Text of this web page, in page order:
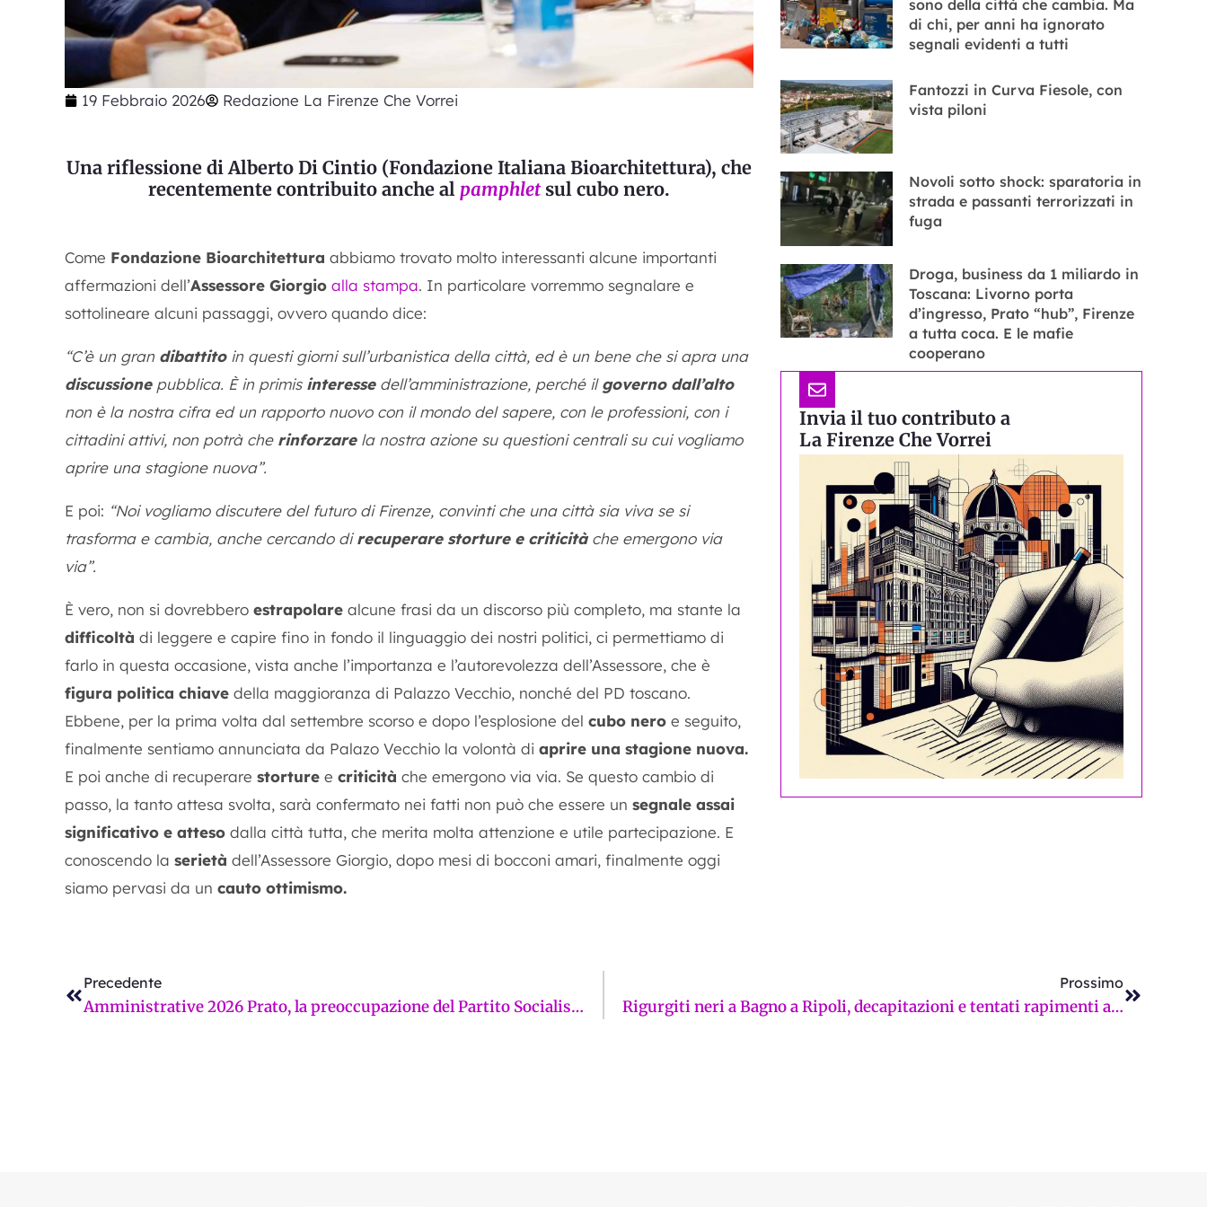
19 Febbraio 2026 Redazione La Firenze Che Vorrei
Una riflessione di Alberto Di Cintio (Fondazione Italiana Bioarchitettura), che
recentemente contribuito anche al pamphletsul cubo nero.
Come Fondazione Bioarchitettura abbiamo trovato molto interessanti alcune importanti
affermazioni dell’Assessore Giorgio alla stampa. In particolare vorremmo segnalare e
sottolineare alcuni passaggi, ovvero quando dice:
“C’è un gran dibattitoin questi giorni sull’urbanistica della città, ed è un bene che si apra una
discussionepubblica. È in primis interessedell’amministrazione, perché ilgoverno dall’alto
non è la nostra cifra ed un rapporto nuovo con il mondo del sapere, con le professioni, con i
cittadini attivi, non potrà che rinforzarela nostra azione su questioni centrali su cui vogliamo
aprire una stagione nuova”.
E poi: “Noi vogliamo discutere del futuro di Firenze, convinti che una città sia viva se si
trasforma e cambia, anche cercando direcuperare storture e criticitàche emergono via
via”.
È vero, non si dovrebbero estrapolare alcune frasi da un discorso più completo, ma stante la
difficoltà di leggere e capire fino in fondo il linguaggio dei nostri politici, ci permettiamo di
farlo in questa occasione, vista anche l’importanza e l’autorevolezza dell’Assessore, che è
figura politica chiave della maggioranza di Palazzo Vecchio, nonché del PD toscano.
Ebbene, per la prima volta dal settembre scorso e dopo l’esplosione del cubo nero e seguito,
finalmente sentiamo annunciata da Palazo Vecchio la volontà di aprire una stagione nuova.
E poi anche di recuperare storture e criticità che emergono via via. Se questo cambio di
passo, la tanto attesa svolta, sarà confermato nei fatti non può che essere un segnale assai
significativo e atteso dalla città tutta, che merita molta attenzione e utile partecipazione. E
conoscendo la serietà dell’Assessore Giorgio, dopo mesi di bocconi amari, finalmente oggi
siamo pervasi da un cauto ottimismo.
sono della città che cambia. Ma
di chi, per anni ha ignorato
segnali evidenti a tutti
Fantozzi in Curva Fiesole, con
vista piloni
Novoli sotto shock: sparatoria in
strada e passanti terrorizzati in
fuga
Droga, business da 1 miliardo in
Toscana: Livorno porta
d’ingresso, Prato “hub”, Firenze
a tutta coca. E le mafie
cooperano
Invia il tuo contributo a
La Firenze Che Vorrei
Precedente
Amministrative 2026 Prato, la preoccupazione del Partito Socialista: “Le coalizioni di centrodestra e centrosinistra smettano di litigare. Il bene della città è prioritario”
Prossimo
Rigurgiti neri a Bagno a Ripoli, decapitazioni e tentati rapimenti a Scandicci. Da noi rischia “solo” il diritto allo studio. La Firenze sui giornali di giovedì 19 febbraio